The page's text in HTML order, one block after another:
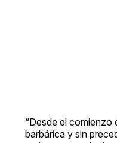
“Desde el comienzo
barbárica y sin